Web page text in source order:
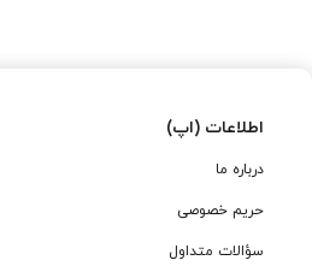
اطلاعات (اپ)
درباره ما
حریم خصوصی
سؤالات متداول